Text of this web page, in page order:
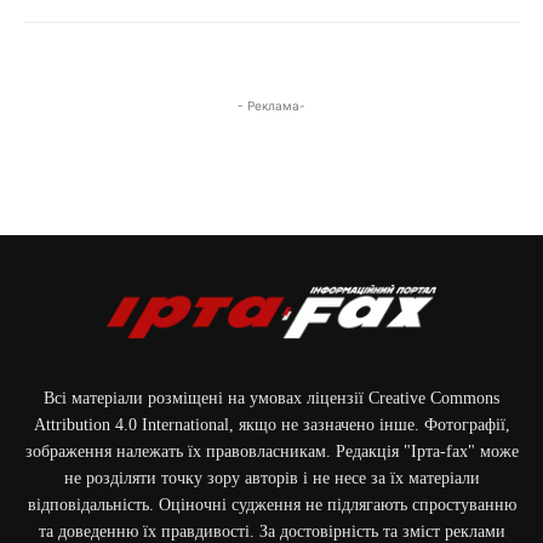
- Реклама-
Всі матеріали розміщені на умовах ліцензії Creative Commons
Attribution 4.0 International, якщо не зазначено інше. Фотографії,
зображення належать їх правовласникам. Редакція "Ірта-fax" може
не розділяти точку зору авторів і не несе за їх матеріали
відповідальність. Оціночні судження не підлягають спростуванню
та доведенню їх правдивості. За достовірність та зміст реклами